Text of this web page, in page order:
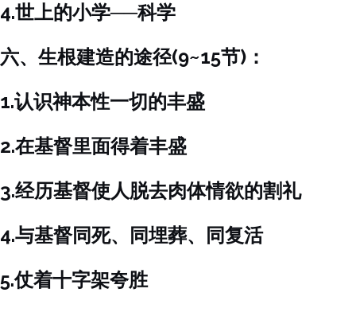
4.世上的小学──科学
六、生根建造的途径(9~15节)：
1.认识神本性一切的丰盛
2.在基督里面得着丰盛
3.经历基督使人脱去肉体情欲的割礼
4.与基督同死、同埋葬、同复活
5.仗着十字架夸胜